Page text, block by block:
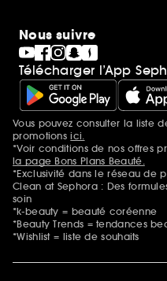
Nous suivre
Télécharger l’App
Mentions
Vous pouvez consulter la liste
promotionsici.
*Voir conditions de nos offres
la page Bons Plans Beauté.
*Exclusivité dans le réseau de
Clean at Sephora : Des
soin
*k-beauty = beauté coréenne
*Beauty Trends = tendances
*Wishlist = liste de souhaits